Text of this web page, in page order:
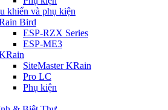
khiển và phụ kiện
Bird
ESP-RZX Series
ESP-ME3
SiteMaster KRain
Pro LC
Phụ kiện